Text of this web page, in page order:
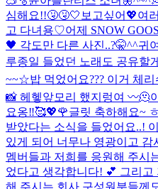
심해요!!🤧🤧🤍 보고싶어💖여
고 다녀용♡어제 SNOW
🖤 각도만 다른 사진..?🤫^^귀
루종일 들었던 노래도 공유
~~☆밥 먹었어요??? 이거 체
📸 헤헿앞모리 했지렁여 〰️🫠
요옹‼︎🥰💖🌹글릿 축하해요~
받았다는 소식을 들었어요..!
있게 되어 너무나 영광이고
멤버들과 저희를 응원해 주시
었다고 생각합니다! 💕 그리
해 주시는 회사 구성원분들께